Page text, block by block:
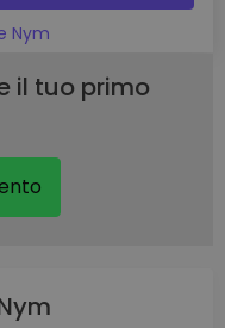
Nym
il tuo primo